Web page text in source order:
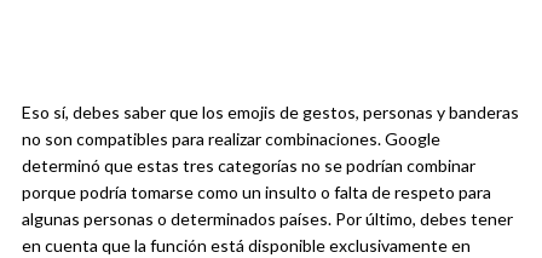
Eso sí, debes saber que los emojis de gestos, personas y banderas
no son compatibles para realizar combinaciones. Google
determinó que estas tres categorías no se podrían combinar
porque podría tomarse como un insulto o falta de respeto para
algunas personas o determinados países. Por último, debes tener
en cuenta que la función está disponible exclusivamente en